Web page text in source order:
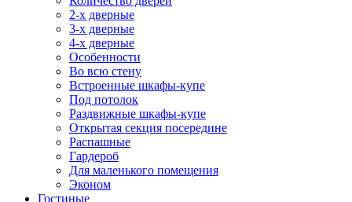
2-х дверные
3-х дверные
4-х дверные
Особенности
Во всю стену
Встроенные шкафы-купе
Под потолок
Раздвижные шкафы-купе
Открытая секция посередине
Распашные
Гардероб
Для маленького помещения
Эконом
Гостиные